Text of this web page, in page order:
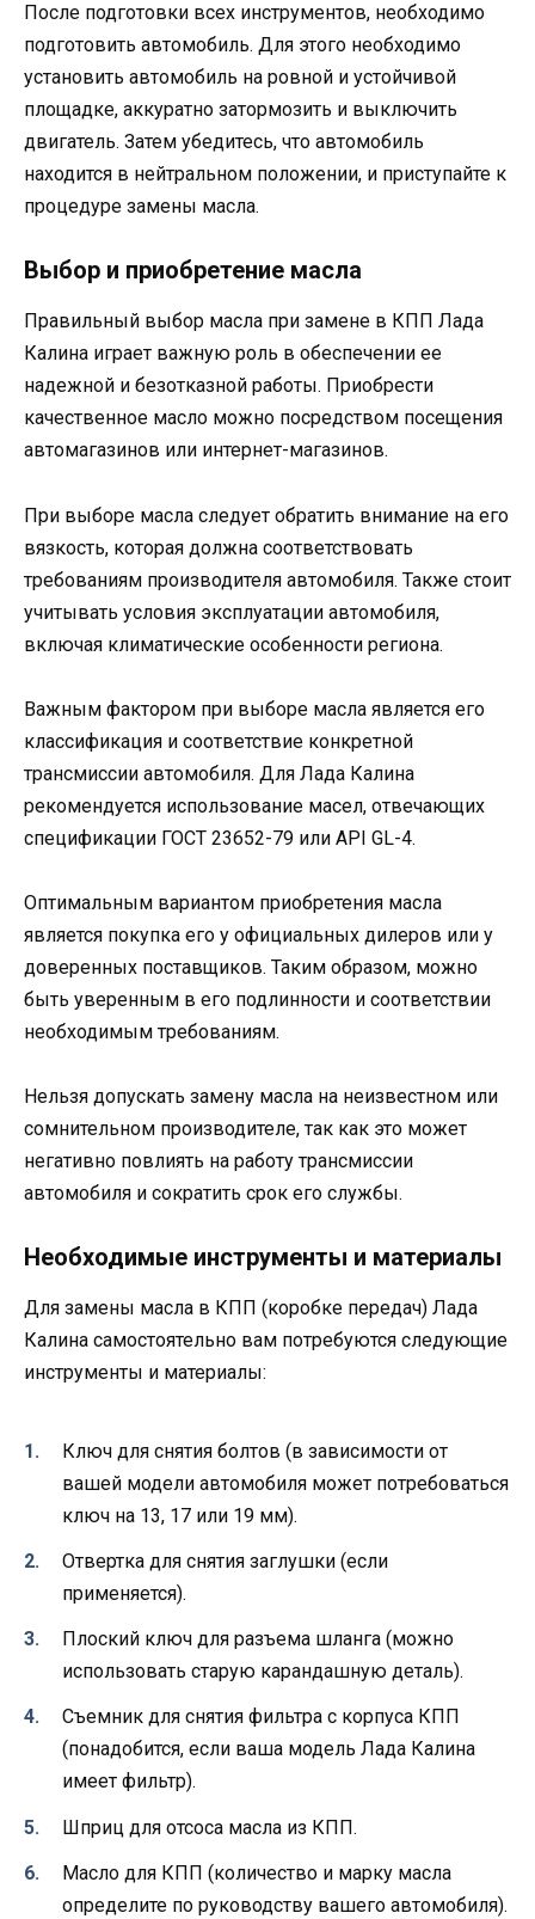
После подготовки всех инструментов, необходимо
подготовить автомобиль. Для этого необходимо
установить автомобиль на ровной и устойчивой
площадке, аккуратно затормозить и выключить
двигатель. Затем убедитесь, что автомобиль
находится в нейтральном положении, и приступайте к
процедуре замены масла.
Выбор и приобретение масла
Правильный выбор масла при замене в КПП Лада
Калина играет важную роль в обеспечении ее
надежной и безотказной работы. Приобрести
качественное масло можно посредством посещения
автомагазинов или интернет-магазинов.
При выборе масла следует обратить внимание на его
вязкость, которая должна соответствовать
требованиям производителя автомобиля. Также стоит
учитывать условия эксплуатации автомобиля,
включая климатические особенности региона.
Важным фактором при выборе масла является его
классификация и соответствие конкретной
трансмиссии автомобиля. Для Лада Калина
рекомендуется использование масел, отвечающих
спецификации ГОСТ 23652-79 или API GL-4.
Оптимальным вариантом приобретения масла
является покупка его у официальных дилеров или у
доверенных поставщиков. Таким образом, можно
быть уверенным в его подлинности и соответствии
необходимым требованиям.
Нельзя допускать замену масла на неизвестном или
сомнительном производителе, так как это может
негативно повлиять на работу трансмиссии
автомобиля и сократить срок его службы.
Необходимые инструменты и материалы
Для замены масла в КПП (коробке передач) Лада
Калина самостоятельно вам потребуются следующие
инструменты и материалы:
Ключ для снятия болтов (в зависимости от
вашей модели автомобиля может потребоваться
ключ на 13, 17 или 19 мм).
Отвертка для снятия заглушки (если
применяется).
Плоский ключ для разъема шланга (можно
использовать старую карандашную деталь).
Съемник для снятия фильтра с корпуса КПП
(понадобится, если ваша модель Лада Калина
имеет фильтр).
Шприц для отсоса масла из КПП.
Масло для КПП (количество и марку масла
определите по руководству вашего автомобиля).